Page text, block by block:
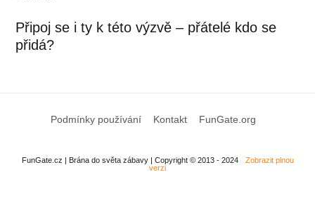
Připoj se i ty k této výzvě – přátelé kdo se
přidá?
Podmínky používání Kontakt FunGate.org
FunGate.cz | Brána do světa zábavy | Copyright © 2013 - 2024
Zobrazit plnou
verzi